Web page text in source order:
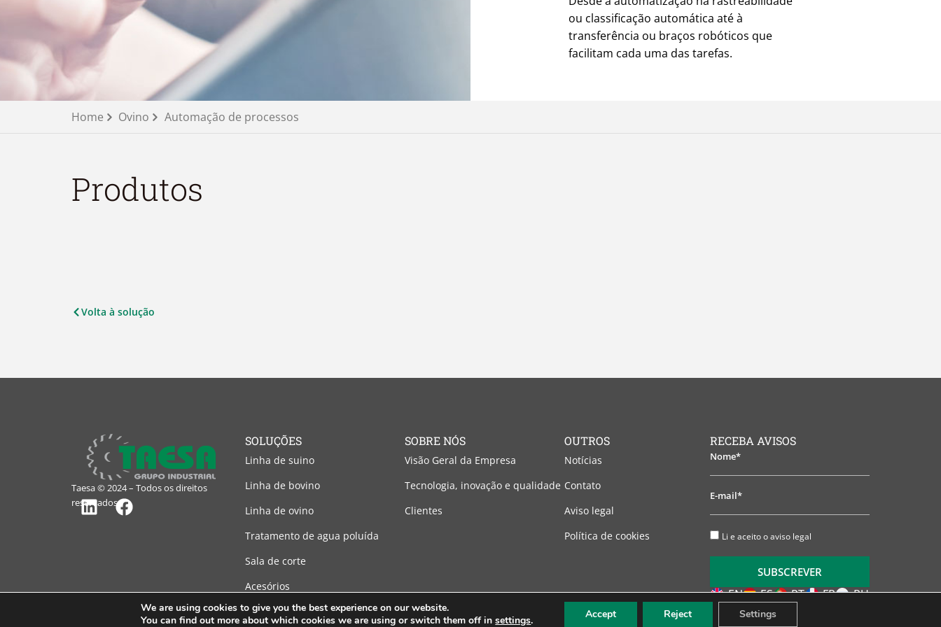
ou classificação automática até à
transferência ou braços robóticos que
facilitam cada uma das tarefas.
Home Ovino Automação de processos
Produtos
Volta à solução
Taesa © 2024 – Todos os direitos
reservados.
SOLUÇÕES
Linha de suino
Linha de bovino
Linha de ovino
Tratamento de agua poluída
Sala de corte
Acesórios
SOBRE NÓS
Visão Geral da Empresa
Tecnologia, inovação e qualidade
Clientes
OUTROS
Notícias
Contato
Aviso legal
Política de cookies
RECEBA AVISOS
Nome*
E-
Li
aceito
aviso
legal
Li e aceito o aviso legal
SUBSCREVER
EN ES PT FR RU
We are using cookies to give you the best experience on our website.
You can find out more about which cookies we are using or switch them off insettings. Accept Reject Settings